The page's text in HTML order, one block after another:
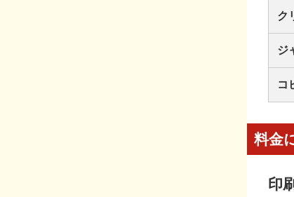
ク
ジ
コ
料金
印